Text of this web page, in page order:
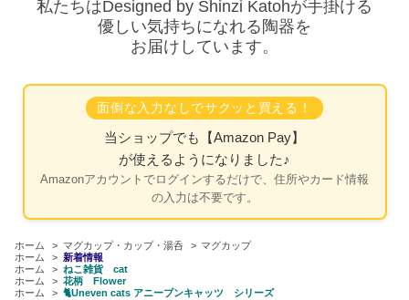
私たちはDesigned by Shinzi Katohが手掛ける
優しい気持ちになれる陶器を
お届けしています。
面倒な入力なしでサクッと買える！
当ショップでも
【Amazon Pay】
が使えるようになりました♪
Amazonアカウントでログインするだけで、住所やカード情報
の入力は不要です。
ホーム > マグカップ・カップ・湯呑 > マグカップ
ホーム
> 新着情報
ホーム
> ねこ雑貨 cat
ホーム
> 花柄 Flower
ホーム
> 🐈Uneven cats アニーブンキャッツ シリーズ